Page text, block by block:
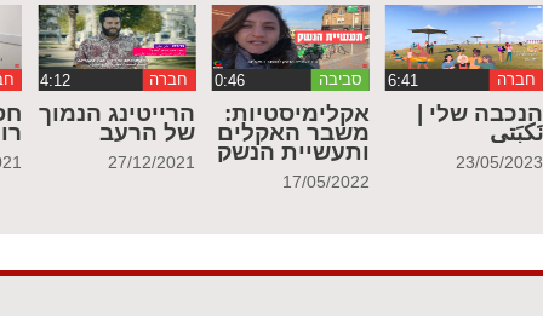
חברה
הנכבה שלי |
نَكبَتي
23/05/2023
סביבה ‏0:46
אקלימיסטיות:
משבר האקלים
ותעשיית הנשק
17/05/2022
חברה
הרייטינג הנמוך
של הרעב
27/12/2021